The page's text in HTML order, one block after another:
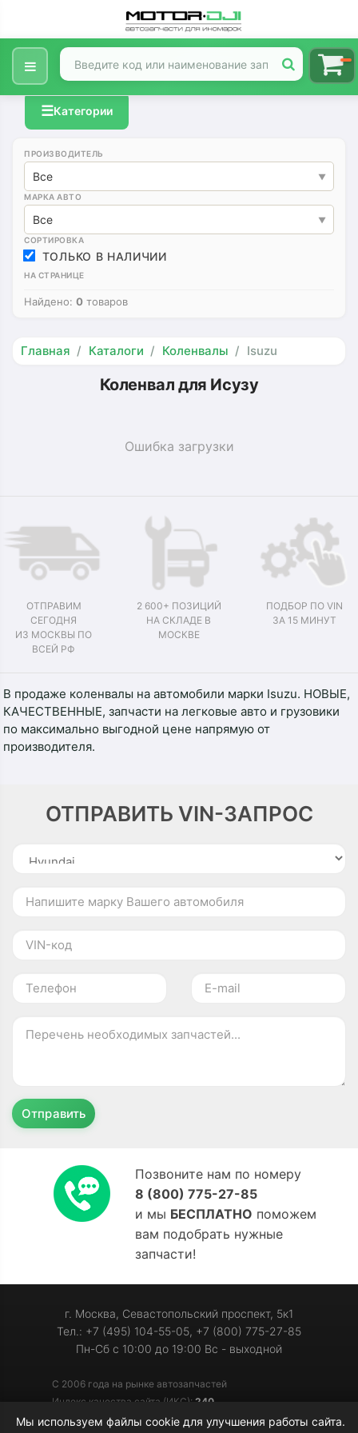
☰Категории
ПРОИЗВОДИТЕЛЬ
Все
МАРКА АВТО
Все
СОРТИРОВКА
ТОЛЬКО В НАЛИЧИИ
НА СТРАНИЦЕ
Найдено: 0 товаров
Главная Каталоги Коленвалы Isuzu
Коленвал для Исузу
Ошибка загрузки
ОТПРАВИМ
СЕГОДНЯ
ИЗ МОСКВЫ ПО
ВСЕЙ РФ
2 600+ ПОЗИЦИЙ
НА СКЛАДЕ В
МОСКВЕ
ПОДБОР ПО VIN
ЗА 15 МИНУТ
В продаже коленвалы на автомобили марки Isuzu. НОВЫЕ,
КАЧЕСТВЕННЫЕ, запчасти на легковые авто и грузовики
по максимально выгодной цене напрямую от
производителя.
ОТПРАВИТЬ VIN-ЗАПРОС
Отправить
Позвоните нам по номеру
8 (800) 775-27-85
и мы БЕСПЛАТНО поможем
вам подобрать нужные
запчасти!
г. Москва, Севастопольский проспект, 5к1
Тел.: +7 (495) 104-55-05, +7 (800) 775-27-85
Пн-Сб с 10:00 до 19:00 Вс - выходной
С 2006 года на рынке автозапчастей
Индекс качества сайта (ИКС): 240
Мы используем файлы cookie для улучшения работы сайта.